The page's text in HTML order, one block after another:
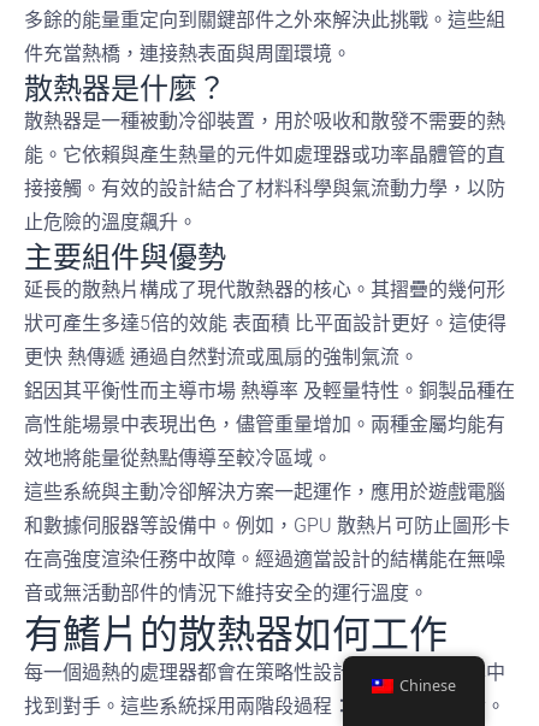
多餘的能量重定向到關鍵部件之外來解決此挑戰。這些組
件充當熱橋，連接熱表面與周圍環境。
散熱器是什麼？
散熱器是一種被動冷卻裝置，用於吸收和散發不需要的熱
能。它依賴與產生熱量的元件如處理器或功率晶體管的直
接接觸。有效的設計結合了材料科學與氣流動力學，以防
止危險的溫度飆升。
主要組件與優勢
延長的散熱片構成了現代散熱器的核心。其摺疊的幾何形
狀可產生多達5倍的效能 表面積 比平面設計更好。這使得
更快 熱傳遞 通過自然對流或風扇的強制氣流。
鋁因其平衡性而主導市場 熱導率 及輕量特性。銅製品種在
高性能場景中表現出色，儘管重量增加。兩種金屬均能有
效地將能量從熱點傳導至較冷區域。
這些系統與主動冷卻解決方案一起運作，應用於遊戲電腦
和數據伺服器等設備中。例如，GPU 散熱片可防止圖形卡
在高強度渲染任務中故障。經過適當設計的結構能在無噪
音或無活動部件的情況下維持安全的運行溫度。
有鰭片的散熱器如何工作
每一個過熱的處理器都會在策略性設計的散熱解決方案中
找到對手。這些系統採用兩階段過程：能量吸收與散發。
Chinese